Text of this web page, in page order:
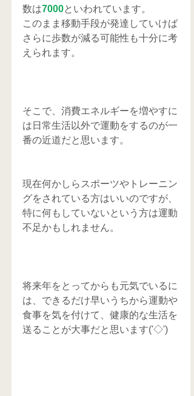
数は7000といわれています。
このまま移動手段が発達していけば
さらに歩数が減る可能性も十分に考
えられます。
そこで、消費エネルギーを増やすに
は日常生活以外で運動をするのが一
番の近道だと思います。
現在何かしらスポーツやトレーニン
グをされている方はいいのですが、
特に何もしていないという方は運動
不足かもしれません。
将来年をとってからも元気でいるに
は、できるだけ早いうちから運動や
食事を気を付けて、健康的な生活を
送ることが大事だと思います('◇')ゞ